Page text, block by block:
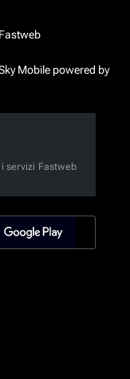
Mobile powered by
servizi Fastweb